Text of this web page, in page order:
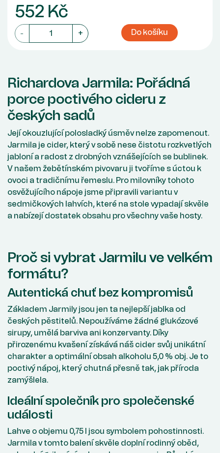
552 Kč
- + Do košíku
Richardova Jarmila: Pořádná
porce poctivého cideru z
českých sadů
Její okouzlující polosladký úsměv nelze zapomenout.
Jarmila je cider, který v sobě nese čistotu rozkvetlých
jabloní a radost z drobných vznášejících se bublinek.
V našem žebětínském pivovaru ji tvoříme s úctou k
ovoci a tradičnímu řemeslu. Pro milovníky tohoto
osvěžujícího nápoje jsme připravili variantu v
sedmičkových lahvích, které na stole vypadají skvěle
a nabízejí dostatek obsahu pro všechny vaše hosty.
Proč si vybrat Jarmilu ve velkém
formátu?
Autentická chuť bez kompromisů
Základem Jarmily jsou jen ta nejlepší jablka od
českých pěstitelů. Nepoužíváme žádné glukózové
sirupy, umělá barviva ani konzervanty. Díky
přirozenému kvašení získává náš cider svůj unikátní
charakter a optimální obsah alkoholu 5,0 % obj. Je to
poctivý nápoj, který chutná přesně tak, jak příroda
zamýšlela.
Ideální společník pro společenské
události
Lahve o objemu 0,75 l jsou symbolem pohostinnosti.
Jarmila v tomto balení skvěle doplní rodinný oběd,